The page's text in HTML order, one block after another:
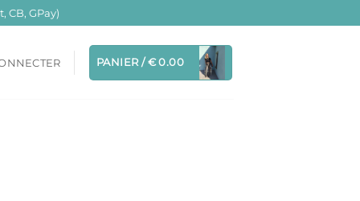
CB, GPay)
PANIER /€0.00